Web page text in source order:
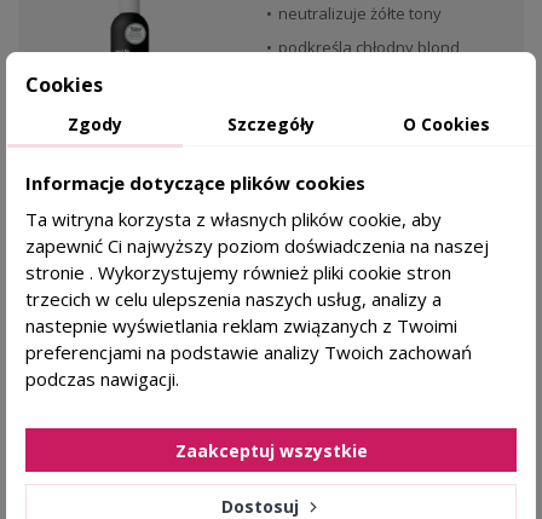
KAŻDY RODZAJ SKÓRY
neutralizuje żółte tony
podkreśla chłodny blond
69,99 zł
DODAJ DO KOSZYKA
Zobacz wszystkie produkty z kategorii
FAQ
Cookies
Zgody Szczegóły O Cookies
Informacje dotyczące plików cookies
Ta witryna korzysta z własnych plików cookie, aby
zapewnić Ci najwyższy poziom doświadczenia na naszej
stronie . Wykorzystujemy również pliki cookie stron
trzecich w celu ulepszenia naszych usług, analizy a
nastepnie wyświetlania reklam związanych z Twoimi
preferencjami na podstawie analizy Twoich zachowań
podczas nawigacji.
Dostosuj
Zaakceptuj wszystkie